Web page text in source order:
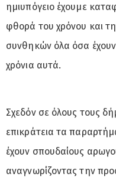
ημιυπόγειο έχουμε
φθορά του χρόνου και
συνθηκών όλα όσα
χρόνια αυτά.
Σχεδόν σε όλους τους
επικράτεια τα
έχουν σπουδαίους
αναγνωρίζοντας την